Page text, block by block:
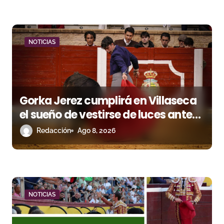
a
d
a
s
NOTICIAS
Gorka Jerez cumplirá en Villaseca
el sueño de vestirse de luces ante
los suyos
Redacción Ago 8, 2026
NOTICIAS